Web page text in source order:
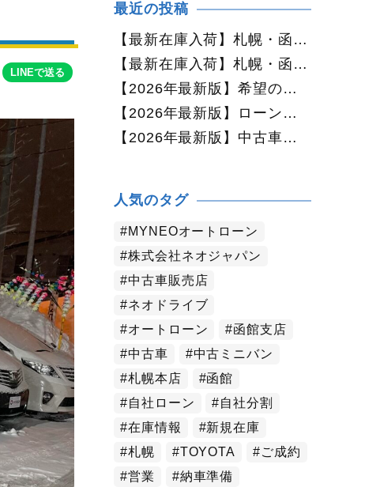
LINEで送る
最近の投稿
【最新在庫入荷】札幌・函館で人気の中古車が続々入庫中｜早い者勝ち！【ダイハツ ミラココア660プラスX 4WD】
【最新在庫入荷】札幌・函館で人気の中古車が続々入庫中｜早い者勝ち！【ホンダ N-BOX660カスタムG Lパッケージ 4WD】
【2026年最新版】希望の中古車が見つからない方へ｜ネオカーオーダーで理想の一台を全国からお探しします
【2026年最新版】ローンに不安がある方へ｜ネオドライブローンの窓口で新しいカーライフをサポート
【2026年最新版】中古車購入でよくある質問20選｜初めての方でも失敗しない完全ガイド【札幌・北海道対応】
人気のタグ
MYNEOオートローン
株式会社ネオジャパン
中古車販売店
ネオドライブ
オートローン
函館支店
中古車
中古ミニバン
札幌本店
函館
自社ローン
自社分割
在庫情報
新規在庫
札幌
TOYOTA
ご成約
営業
納車準備